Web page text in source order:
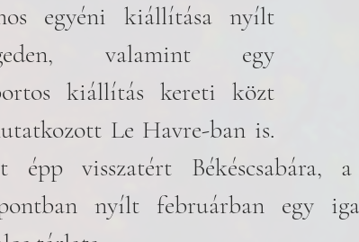
egyéni kiállítása nyílt
valamint egy
kiállítás kereti közt
Le Havre-ban is.
épp visszatért Békéscsabára,
nyílt februárban egy